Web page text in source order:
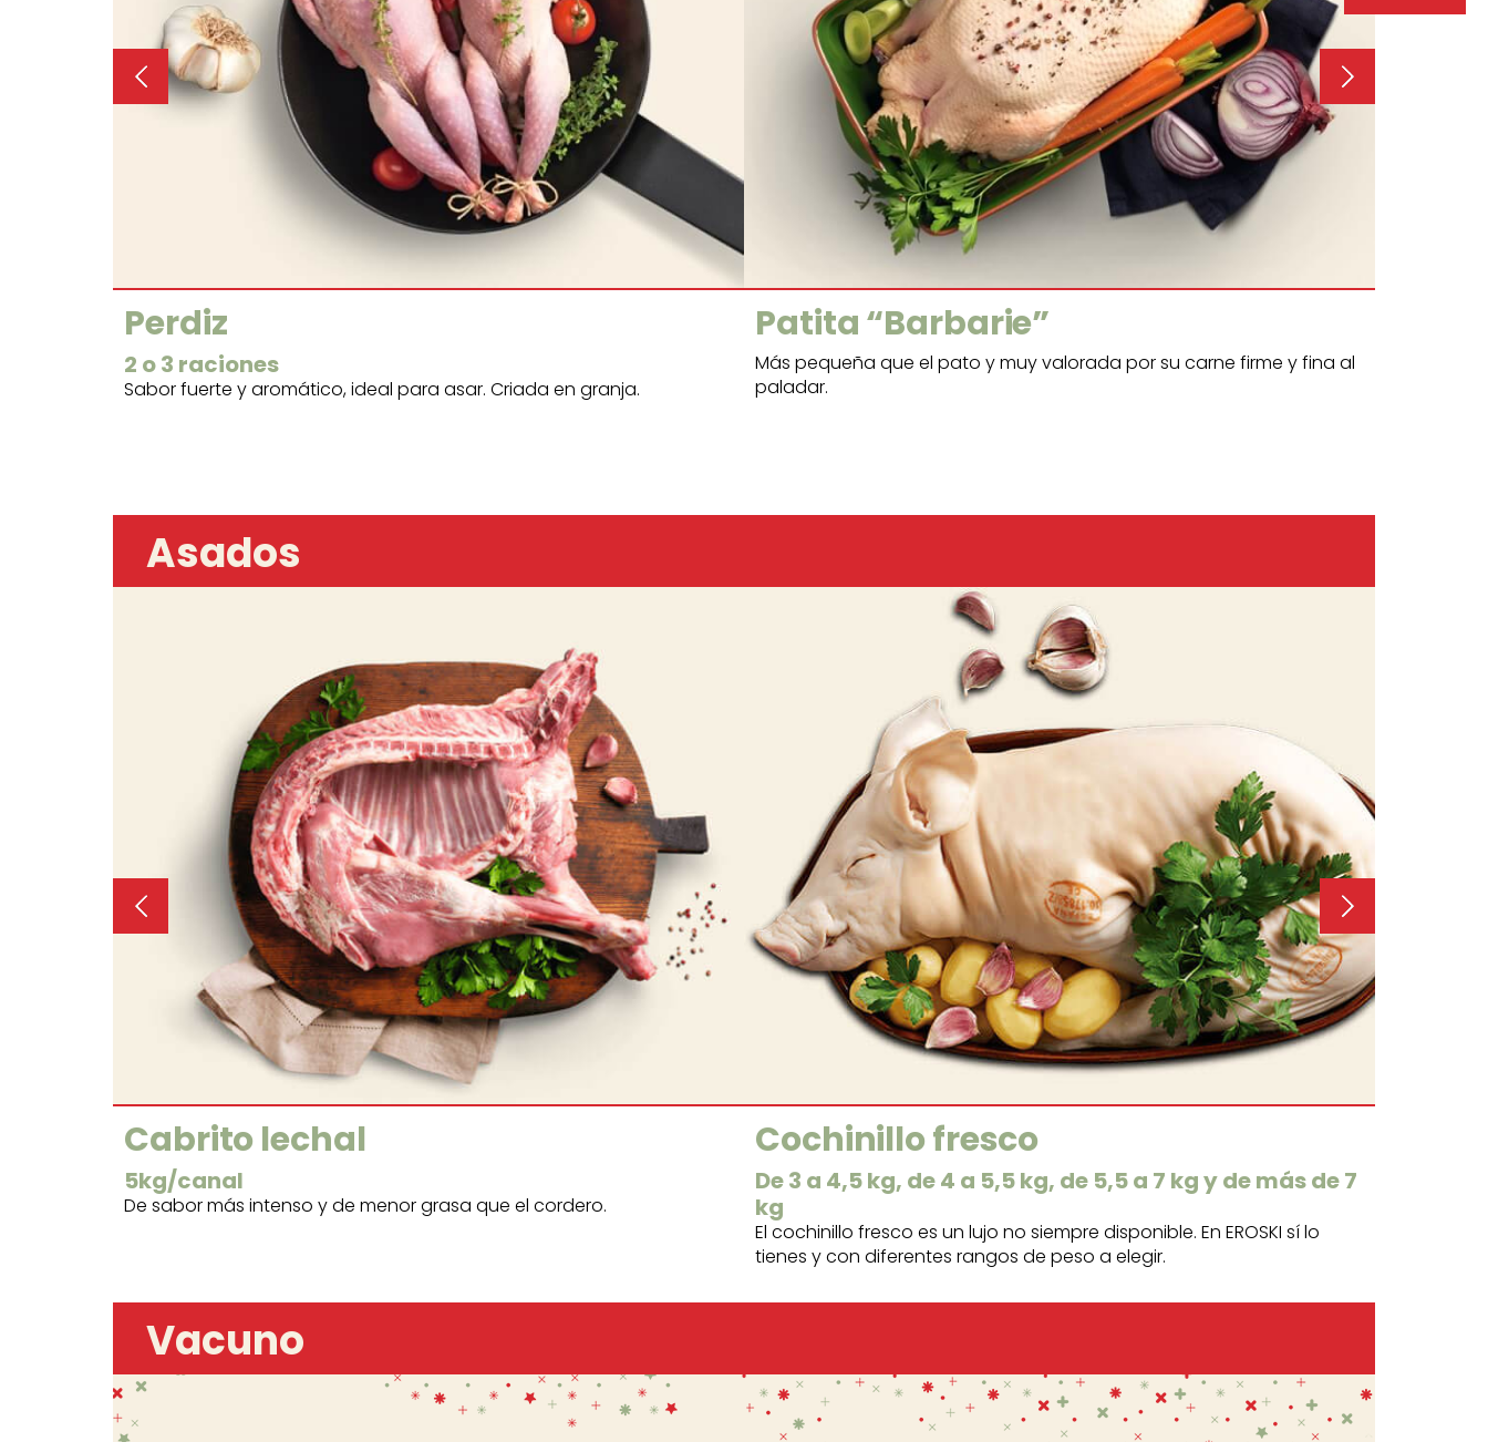
Perdiz
2 o 3 raciones
Sabor fuerte y aromático, ideal para asar. Criada en granja.
Patita “Barbarie”
Más pequeña que el pato y muy valorada por su carne firme y fina al
paladar.
Asados
Cabrito lechal
5kg/canal
De sabor más intenso y de menor grasa que el cordero.
Cochinillo fresco
De 3 a 4,5 kg, de 4 a 5,5 kg, de 5,5 a 7 kg y de más de 7
kg
El cochinillo fresco es un lujo no siempre disponible. En EROSKI sí lo
tienes y con diferentes rangos de peso a elegir.
Vacuno